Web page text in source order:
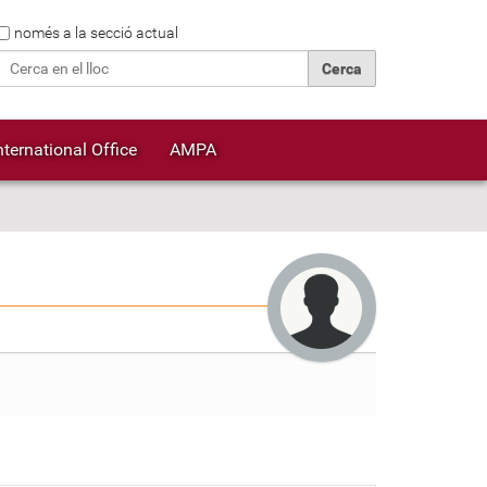
només a la secció actual
Office AMPA